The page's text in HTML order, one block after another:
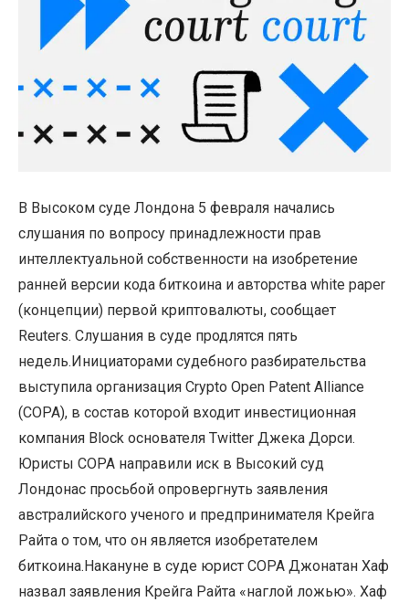
В Высоком суде Лондона 5 февраля начались
слушания по вопросу принадлежности прав
интеллектуальной собственности на изобретение
ранней версии кода биткоина и авторства white paper
(концепции) первой криптовалюты, сообщает
Reuters. Слушания в суде продлятся пять
недель.Инициаторами судебного разбирательства
выступила организация Crypto Open Patent Alliance
(COPA), в состав которой входит инвестиционная
компания Block основателя Twitter Джека Дорси.
Юристы COPA направили иск в Высокий суд
Лондонас просьбой опровергнуть заявления
австралийского ученого и предпринимателя Крейга
Райта о том, что он является изобретателем
биткоина.Накануне в суде юрист COPA Джонатан Хаф
назвал заявления Крейга Райта «наглой ложью». Хаф